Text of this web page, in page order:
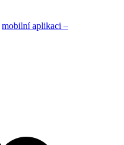
mobilní aplikaci –